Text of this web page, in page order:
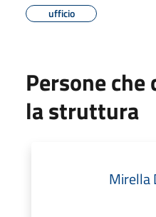
ufficio
Persone
la struttura
Mirella